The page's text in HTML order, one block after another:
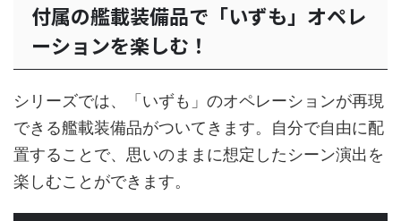
付属の艦載装備品で「いずも」オペレ
ーションを楽しむ！
シリーズでは、「いずも」のオペレーションが再現
できる艦載装備品がついてきます。自分で自由に配
置することで、思いのままに想定したシーン演出を
楽しむことができます。